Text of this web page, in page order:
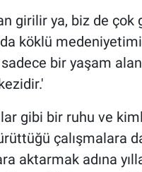
girilir ya, biz de çok
köklü
bir yaşam
gibi bir ruhu ve
çalışmalara
aktarmak adına